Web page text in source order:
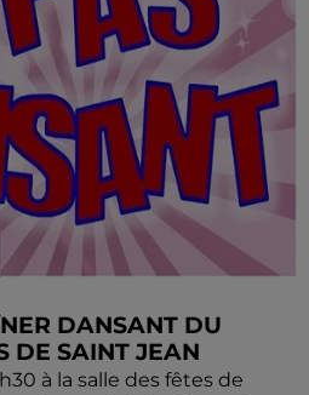
DANSANT DU
DE SAINT JEAN
à la salle des fêtes de